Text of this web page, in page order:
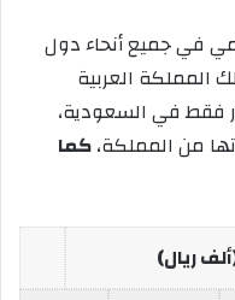
في جميع أنحاء دول
المملكة العربية
فقط في السعودية،
من المملكة،كما
ريال)